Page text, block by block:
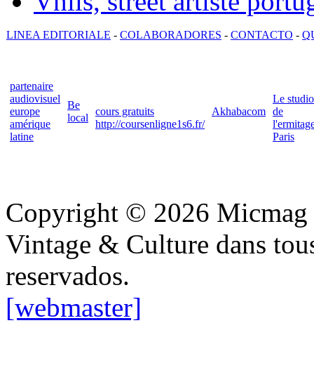
LINEA EDITORIALE - COLABORADORES - CONTACTO -
partenaire
audiovisuel
europe
amérique
latine
Be
local
cours gratuits
http://coursenligne1s6.fr/
Akhabacom
Le studio
de
Paris
Copyright © 2026 Micmag
Vintage & Culture dans
reservados.
[webmaster]